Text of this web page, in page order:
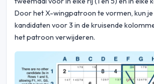
Door het X-wingpatroon te vormen, kun
kandidaten voor 3 in de kruisende
het patroon verwijderen.